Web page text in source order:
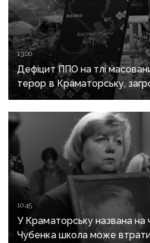
13:00
Дефіцит ППО на тлі
терор в Краматорську,
Костянтинівки та
важливе за тиждень
10:45
У Краматорську названа на
Чубенка школа може